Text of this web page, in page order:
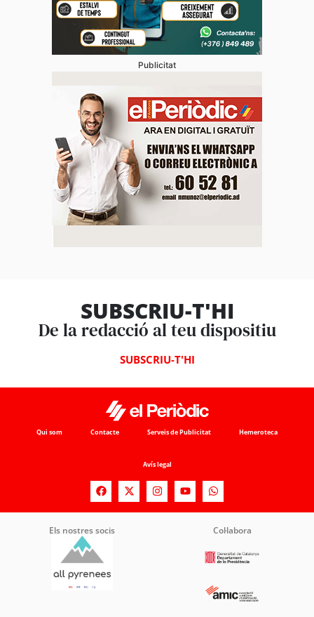
Publicitat
SUBSCRIU-T'HI
De la redacció al teu dispositiu
SUBSCRIU-T'HI
Qui som Contacte Serveis de Publicitat Hemeroteca
Avís legal
Els nostres socis Col·labora